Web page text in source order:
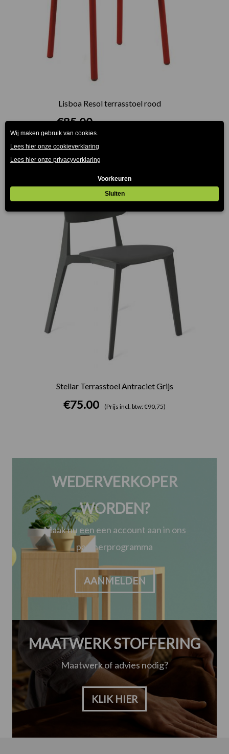
Lisboa Resol terrasstoel rood
€85.00 (Prijs incl. btw: €102,85)
Stellar Terrasstoel Antraciet Grijs
€75.00 (Prijs incl. btw: €90,75)
WEDERVERKOPER
WORDEN?
Maak nu een een account aan in ons
partnerprogramma
AANMELDEN
MAATWERK STOFFERING
Maatwerk of advies nodig?
KLIK HIER